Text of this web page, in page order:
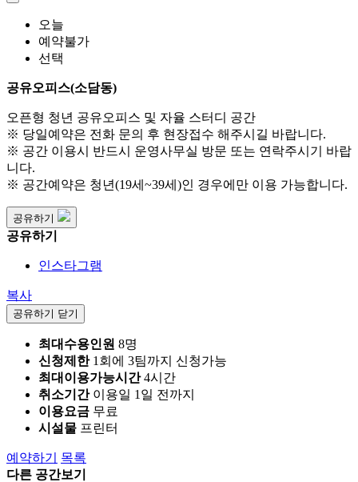
오늘
예약불가
선택
공유오피스(소담동)
오픈형 청년 공유오피스 및 자율 스터디 공간
※ 당일예약은 전화 문의 후 현장접수 해주시길 바랍니다.
※ 공간 이용시 반드시 운영사무실 방문 또는 연락주시기 바랍
니다.
※ 공간예약은 청년(19세~39세)인 경우에만 이용 가능합니다.
공유하기
공유하기
인스타그램
복사
공유하기 닫기
최대수용인원 8명
신청제한 1회에 3팀까지 신청가능
최대이용가능시간 4시간
취소기간 이용일 1일 전까지
이용요금 무료
시설물 프린터
예약하기
목록
다른 공간보기